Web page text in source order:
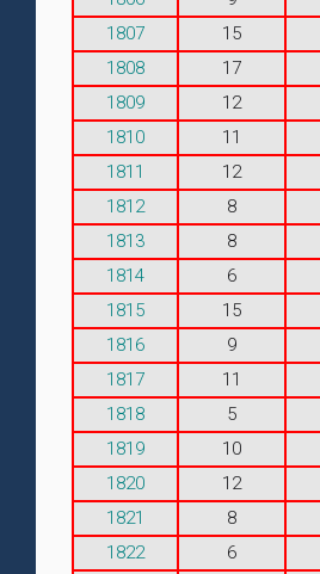
1807
15
1808
17
1809
12
1810
11
1811
12
1812
8
1813
8
1814
6
1815
15
1816
9
1817
11
1818
5
1819
10
1820
12
1821
8
1822
6